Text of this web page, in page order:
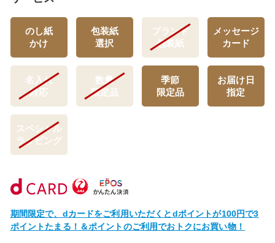
のし紙
かけ
包装紙
選択
ブランド
包装紙
メッセージ
カード
名入れ
対応
数量
限定品
季節
限定品
お届け日
指定
スペシャル
ラッピング
期間限定で、dカードをご利用いただくとdポイントが100円で3
ポイントたまる！＆ポイントのご利用でおトクにお買い物！